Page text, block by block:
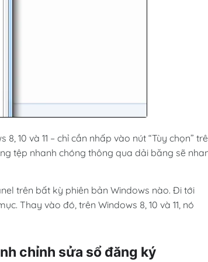
10 và 11 – chỉ cần nhấp vào nút “Tùy chọn”
tệp nhanh chóng thông qua dải băng sẽ
trên bất kỳ phiên bản Windows nào. Đi tới
Thay vào đó, trên Windows 8, 10 và 11, nó
chỉnh sửa sổ đăng ký